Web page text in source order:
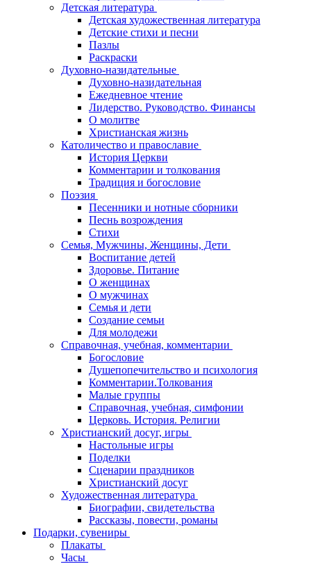
Детская литература
Детская художественная литература
Детские стихи и песни
Пазлы
Раскраски
Духовно-назидательные
Духовно-назидательная
Ежедневное чтение
Лидерство. Руководство. Финансы
О молитве
Христианская жизнь
Католичество и православие
История Церкви
Комментарии и толкования
Традиция и богословие
Поэзия
Песенники и нотные сборники
Песнь возрождения
Стихи
Семья, Мужчины, Женщины, Дети
Воспитание детей
Здоровье. Питание
О женщинах
О мужчинах
Семья и дети
Создание семьи
Для молодежи
Справочная, учебная, комментарии
Богословие
Душепопечительство и психология
Комментарии.Толкования
Малые группы
Справочная, учебная, симфонии
Церковь. История. Религии
Христианский досуг, игры
Настольные игры
Поделки
Сценарии праздников
Христианский досуг
Художественная литература
Биографии, свидетельства
Рассказы, повести, романы
Подарки, сувениры
Плакаты
Часы